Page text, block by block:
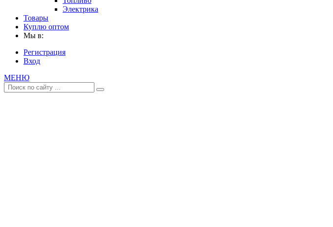
Электрика
Товары
Куплю оптом
Мы в:
Регистрация
Вход
МЕНЮ